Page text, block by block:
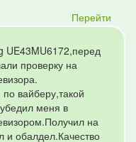
Перейти
UE43MU6172,перед
проверку на
вайберу,такой
меня в
на
и обалдел.Качество